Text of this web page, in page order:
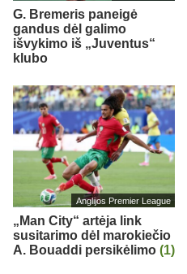
G. Bremeris paneigė
gandus dėl galimo
išvykimo iš „Juventus“
klubo
Anglijos Premier League
„Man City“ artėja link
susitarimo dėl marokiečio
A. Bouaddi persikėlimo (1)